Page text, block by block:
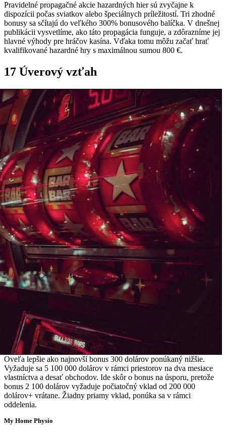
Pravidelné propagačné akcie hazardných hier sú zvyčajne k
dispozícii počas sviatkov alebo špeciálnych príležitostí. Tri zhodné
bonusy sa sčítajú do veľkého 300% bonusového balíčka. V dnešnej
publikácii vysvetlíme, ako táto propagácia funguje, a zdôrazníme jej
hlavné výhody pre hráčov kasína. Vďaka tomu môžu začať hrať
kvalifikované hazardné hry s maximálnou sumou 800 €.
17 Úverový vzťah
Oveľa lepšie ako najnovší bonus 300 dolárov ponúkaný nižšie.
Vyžaduje sa 5 100 000 dolárov v rámci priestorov na dva mesiace
vlastníctva a desať obchodov. Ide skôr o bonus na úsporu, pretože
bonus 2 100 dolárov vyžaduje počiatočný vklad od 200 000
dolárov+ vrátane. Žiadny priamy vklad, ponúka sa v rámci
oddelenia.
My Home Physio